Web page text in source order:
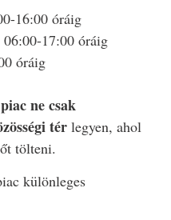
16:00 óráig
17:00 óráig
óráig
ne csak
tér legyen, ahol
tölteni.
különleges